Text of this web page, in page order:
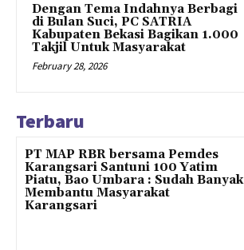
Dengan Tema Indahnya Berbagi
di Bulan Suci, PC SATRIA
Kabupaten Bekasi Bagikan 1.000
Takjil Untuk Masyarakat
February 28, 2026
Terbaru
PT MAP RBR bersama Pemdes
Karangsari Santuni 100 Yatim
Piatu, Bao Umbara : Sudah Banyak
Membantu Masyarakat
Karangsari